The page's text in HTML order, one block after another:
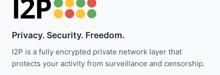
Privacy. Security. Freedom.
I2P is a fully encrypted private network layer that
protects your activity from surveillance and censorship.